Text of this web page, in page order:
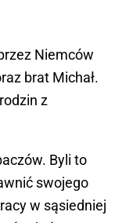
Niemców
brat Michał.
z
Byli to
swojego
w sąsiedniej